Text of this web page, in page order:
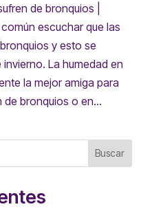
de bronquios |
escuchar que las
y esto se
La humedad en
la mejor amiga para
de bronquios o en...
Buscar